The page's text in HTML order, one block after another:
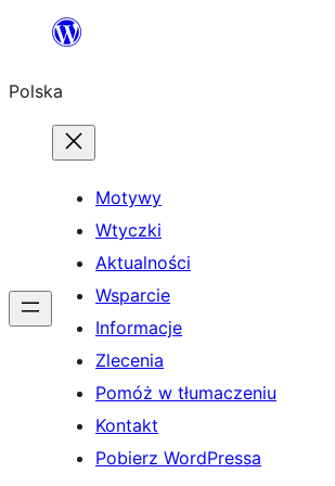
Przejdź
treści
Polska
Motywy
Wtyczki
Aktualności
Wsparcie
Informacje
Zlecenia
Pomóż w tłumaczeniu
Kontakt
Pobierz WordPressa